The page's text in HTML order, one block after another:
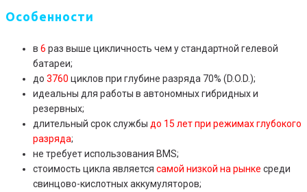
Особенности
в 6 раз выше цикличность чем у стандартной гелевой
батареи;
до 3760 циклов при глубине разряда 70% (D.O.D.);
идеальны для работы в автономных гибридных и
резервных;
длительный срок службы до 15 лет при режимах глубокого
разряда;
не требует использования BMS;
стоимость цикла является самой низкой на рынке среди
свинцово-кислотных аккумуляторов;